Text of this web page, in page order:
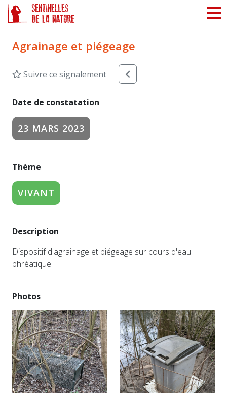
Agrainage et piégeage
Suivre ce signalement
Date de constatation
23 MARS 2023
Thème
VIVANT
Description
Dispositif d'agrainage et piégeage sur cours d'eau
phréatique
Photos
Panneau de gestion des cookies